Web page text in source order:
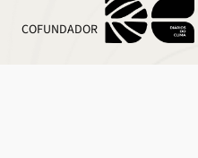
COFUNDADOR